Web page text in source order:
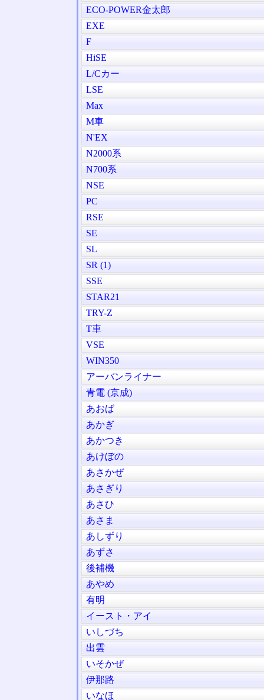
ECO-POWER金太郎
EXE
F
HiSE
L/Cカー
LSE
Max
M車
N'EX
N2000系
N700系
NSE
PC
RSE
SE
SL
SR (1)
SSE
STAR21
TRY-Z
T車
VSE
WIN350
アーバンライナー
青電 (京成)
あおば
あかぎ
あかつき
あけぼの
あさかぜ
あさぎり
あさひ
あさま
あしずり
あずさ
後補機
あやめ
有明
イースト・アイ
いしづち
出雲
いそかぜ
伊那路
いなほ